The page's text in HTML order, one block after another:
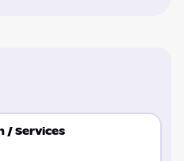
/ Services